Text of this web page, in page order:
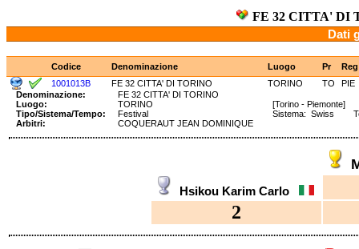
FE 32 CITTA' DI
Dati
Codice Denominazione Luogo Pr
Reg
1001013B
FE 32 CITTA' DI TORINO TORINO TO
PIE
Denominazione:
FE 32 CITTA' DI TORINO
Luogo:
TORINO
[Torino - Piemonte]
Tipo/Sistema/Tempo:
Festival
Sistema: Swiss
Arbitri:
COQUERAUT JEAN DOMINIQUE
Hsikou Karim Carlo
2